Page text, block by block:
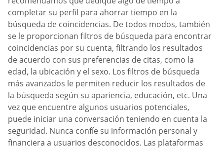
completar su perfil para ahorrar tiempo en la
búsqueda de coincidencias. De todos modos, también
se le proporcionan filtros de búsqueda para encontrar
coincidencias por su cuenta, filtrando los resultados
de acuerdo con sus preferencias de citas, como la
edad, la ubicación y el sexo. Los filtros de búsqueda
más avanzados le permiten reducir los resultados de
la búsqueda según su apariencia, educación, etc. Una
vez que encuentre algunos usuarios potenciales,
puede iniciar una conversación teniendo en cuenta la
seguridad. Nunca confíe su información personal y
financiera a usuarios desconocidos. Las plataformas